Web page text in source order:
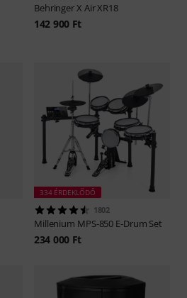
BehringerX Air XR18
142 900 Ft
334 ÉRDEKLŐDŐ
1802
Millenium MPS-850 E-Drum Set
234 000 Ft